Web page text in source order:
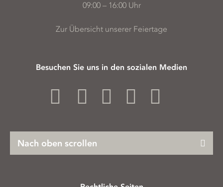
09:00 – 16:00 Uhr
Zur Übersicht unserer Feiertage
Besuchen Sie uns in den sozialen Medien
Nach oben scrollen